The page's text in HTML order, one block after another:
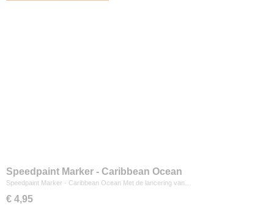
Speedpaint Marker - Caribbean Ocean
Speedpaint Marker - Caribbean Ocean Met de lancering van…
€ 4,95